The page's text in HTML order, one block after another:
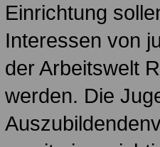
Einrichtung
Interessen von
der Arbeitswelt
werden. Die